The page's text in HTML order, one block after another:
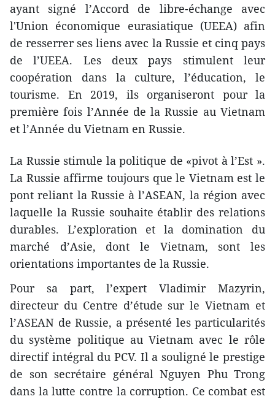
ayant signé l’Accord de libre-échange avec
l'Union économique eurasiatique (UEEA) afin
de resserrer ses liens avec la Russie et cinq pays
de l’UEEA. Les deux pays stimulent leur
coopération dans la culture, l’éducation, le
tourisme. En 2019, ils organiseront pour la
première fois l’Année de la Russie au Vietnam
et l’Année du Vietnam en Russie.
La Russie stimule la politique de «pivot à l’Est ».
La Russie affirme toujours que le Vietnam est le
pont reliant la Russie à l’ASEAN, la région avec
laquelle la Russie souhaite établir des relations
durables. L’exploration et la domination du
marché d’Asie, dont le Vietnam, sont les
orientations importantes de la Russie.
Pour sa part, l’expert Vladimir Mazyrin,
directeur du Centre d’étude sur le Vietnam et
l’ASEAN de Russie, a présenté les particularités
du système politique au Vietnam avec le rôle
directif intégral du PCV. Il a souligné le prestige
de son secrétaire général Nguyen Phu Trong
dans la lutte contre la corruption. Ce combat est